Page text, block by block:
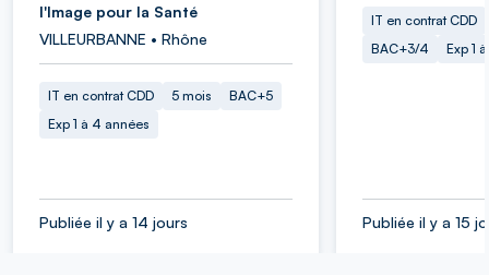
l'Image pour la Santé
VILLEURBANNE • Rhône
IT en contrat CDD 5 mois
BAC+5
Exp 1 à 4 années
Publiée il y a 14 jours
IT en contrat CDD
BAC+3/4
Exp 1
Publiée il y a 15